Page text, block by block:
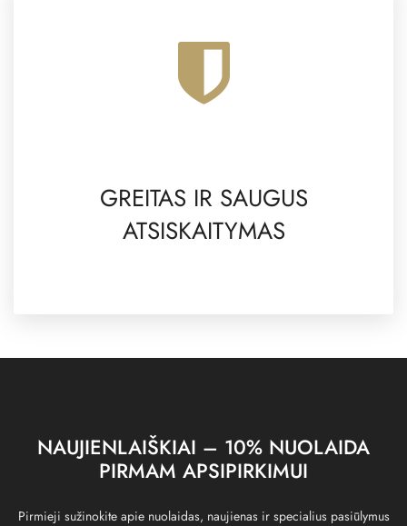
GREITAS IR SAUGUS
ATSISKAITYMAS
NAUJIENLAIŠKIAI – 10% NUOLAIDA
PIRMAM APSIPIRKIMUI
Pirmieji sužinokite apie nuolaidas, naujienas ir specialius pasiūlymus